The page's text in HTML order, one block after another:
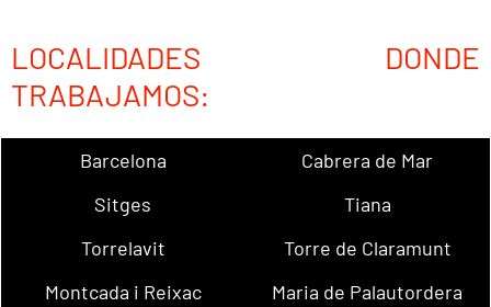
LOCALIDADES DONDE
TRABAJAMOS:
Barcelona
Cabrera de Mar
Sitges
Tiana
Torrelavit
Torre de Claramunt
Montcada i Reixac
Maria de Palautordera